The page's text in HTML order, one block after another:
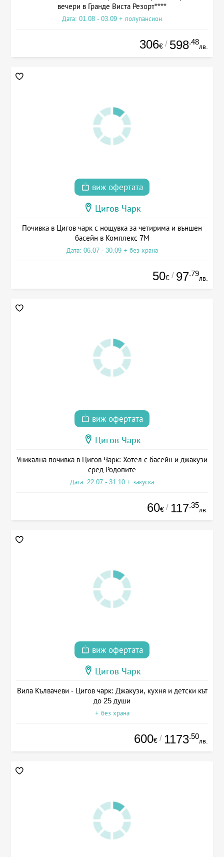
вечери в Гранде Виста Резорт****
Дата: 01.08 - 03.09 + полупансион
306€ / 598.48
лв.
виж офертата
Цигов Чарк
Почивка в Цигов чарк с нощувка за четирима и външен
басейн в Комплекс 7М
Дата: 06.07 - 30.09 + без храна
50€ / 97.79
лв.
виж офертата
Цигов Чарк
Уникална почивка в Цигов Чарк: Хотел с басейн и джакузи
сред Родопите
Дата: 22.07 - 31.10 + закуска
60€ / 117.35
лв.
виж офертата
Цигов Чарк
Вила Кълвачеви - Цигов чарк: Джакузи, кухня и детски кът
до 25 души
+ без храна
600€ / 1173.50
лв.